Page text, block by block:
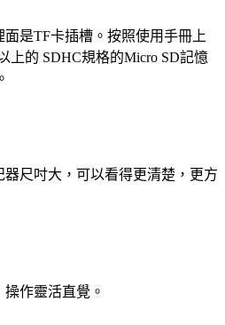
是TF卡插槽。按照使用手冊上
上的 SDHC規格的Micro SD記憶
尺吋大，可以看得更清楚，更方
作靈活直覺。